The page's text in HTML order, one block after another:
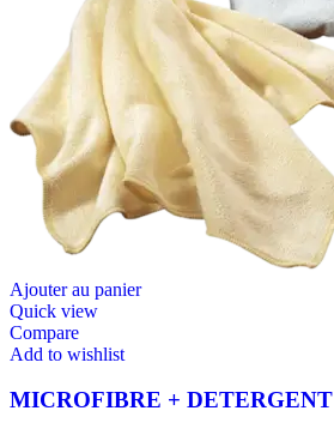
Ajouter au panier
Quick view
Compare
Add to wishlist
MICROFIBRE + DETERGENT